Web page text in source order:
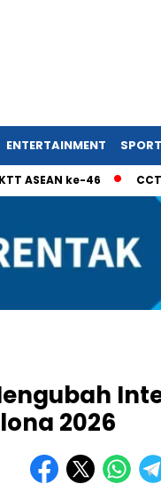
ENTERTAINMENT SPORT
ke-46 CCTV
2026